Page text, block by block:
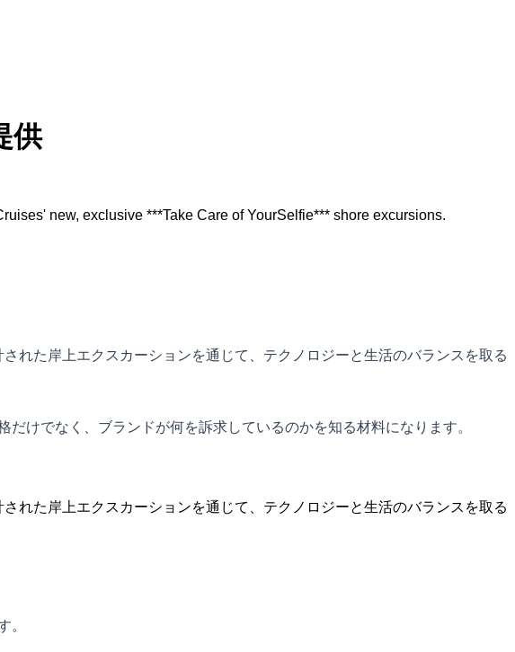
供
new, exclusive ***Take Care of YourSelfie*** shore excursions.
れた岸上エクスカーションを通じて、テクノロジーと生活のバランスを取る
けでなく、ブランドが何を訴求しているのかを知る材料になります。
れた岸上エクスカーションを通じて、テクノロジーと生活のバランスを取る
。